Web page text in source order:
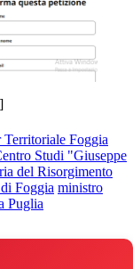
Territoriale Foggia
Studi "Giuseppe
del Risorgimento
Foggia ministro
Puglia